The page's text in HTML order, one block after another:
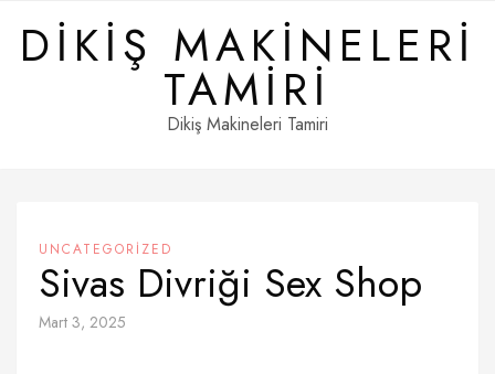
contentDIKIŞ MAKINELERI
TAMIRI
Dikiş Makineleri Tamiri
UNCATEGORIZED
Sivas Divriği Sex Shop
Mart 3, 2025